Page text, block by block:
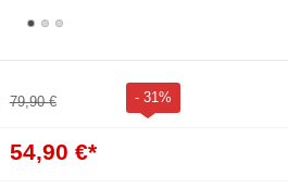
79,90 € - 31%
54,90 €*